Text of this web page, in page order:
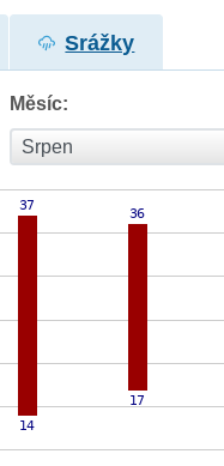
Srážky
Měsíc: